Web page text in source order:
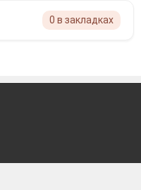
0 в закладках